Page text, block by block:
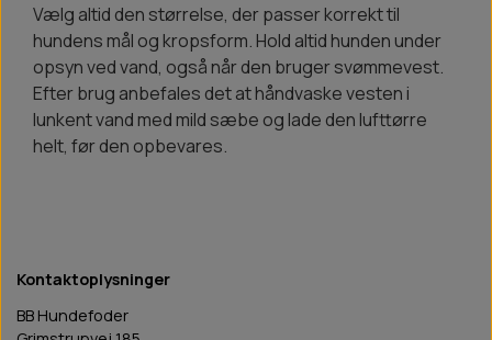
Vælg altid den størrelse, der passer korrekt til
hundens mål og kropsform. Hold altid hunden under
opsyn ved vand, også når den bruger svømmevest.
Efter brug anbefales det at håndvaske vesten i
lunkent vand med mild sæbe og lade den lufttørre
helt, før den opbevares.
Kontaktoplysninger
BB Hundefoder